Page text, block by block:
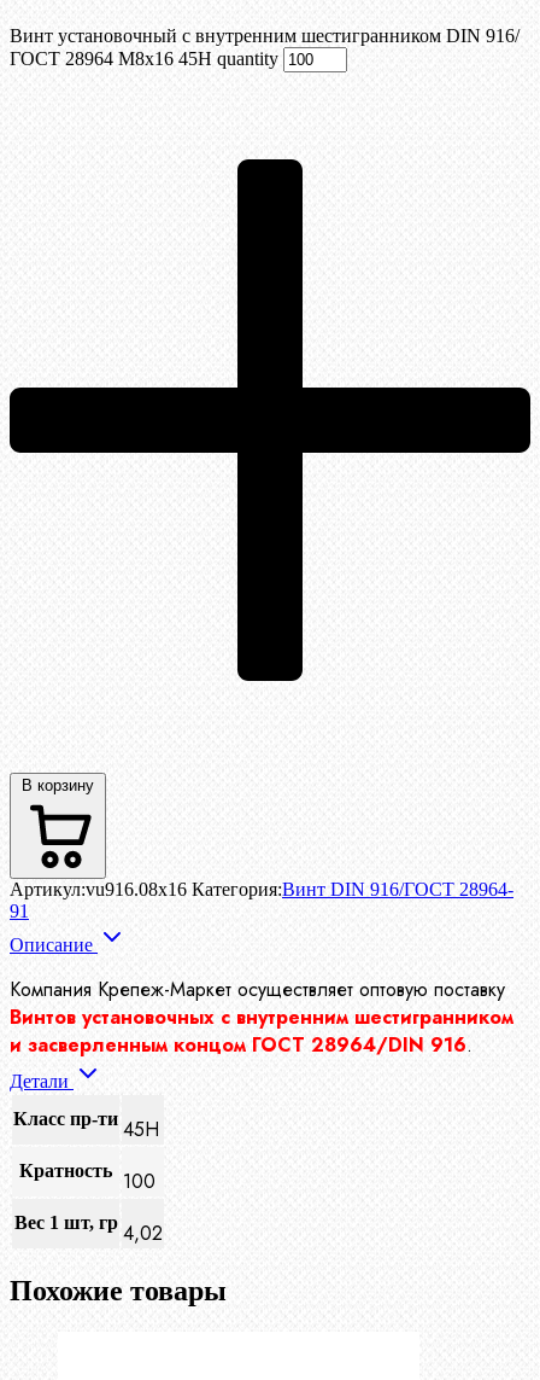
Винт установочный с внутренним шестигранником DIN 916/
ГОСТ 28964 М8x16 45Н quantity
В корзину
Артикул:vu916.08x16 Категория:Винт DIN 916/ГОСТ 28964-
91
Описание
Компания Крепеж-Маркет осуществляет оптовую поставку
Винтов установочных с внутренним шестигранником
и засверленным концом ГОСТ 28964/DIN 916.
Детали
Класс пр-ти 45Н
Кратность 100
Вес 1 шт, гр 4,02
Похожие товары